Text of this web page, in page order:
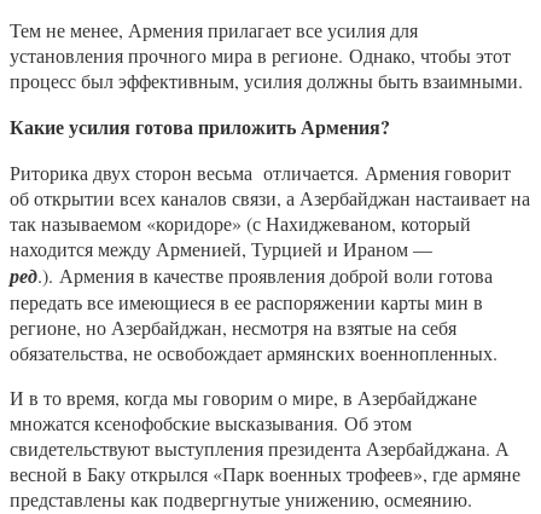
Тем не менее, Армения прилагает все усилия для
установления прочного мира в регионе. Однако, чтобы этот
процесс был эффективным, усилия должны быть взаимными.
Какие усилия готова приложить Армения?
Риторика двух сторон весьма отличается. Армения говорит
об открытии всех каналов связи, а Азербайджан настаивает на
так называемом «коридоре» (с Нахиджеваном, который
находится между Арменией, Турцией и Ираном —
ред.). Армения в качестве проявления доброй воли готова
передать все имеющиеся в ее распоряжении карты мин в
регионе, но Азербайджан, несмотря на взятые на себя
обязательства, не освобождает армянских военнопленных.
И в то время, когда мы говорим о мире, в Азербайджане
множатся ксенофобские высказывания. Об этом
свидетельствуют выступления президента Азербайджана. А
весной в Баку открылся «Парк военных трофеев», где армяне
представлены как подвергнутые унижению, осмеянию.